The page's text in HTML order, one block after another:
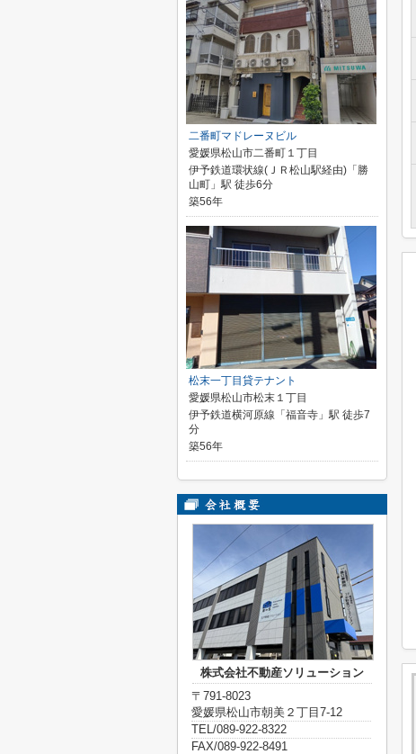
二番町マドレーヌビル
愛媛県松山市二番町１丁目
伊予鉄道環状線(ＪＲ松山駅経由)「勝
山町」駅 徒歩6分
築56年
松末一丁目貸テナント
愛媛県松山市松末１丁目
伊予鉄道横河原線「福音寺」駅 徒歩7
分
築56年
株式会社不動産ソリューション
〒791-8023
愛媛県松山市朝美２丁目7-12
TEL/089-922-8322
FAX/089-922-8491